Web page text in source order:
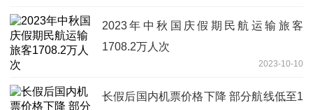
2023年中秋国庆假期民航运输旅客
1708.2万人次
2023-10-10
长假后国内机票价格下降 部分航线低至1